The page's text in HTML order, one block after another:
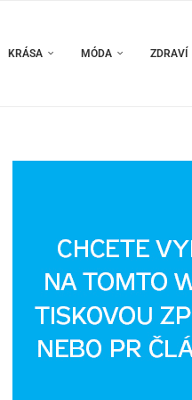
KRÁSA MÓDA ZDRAVÍ